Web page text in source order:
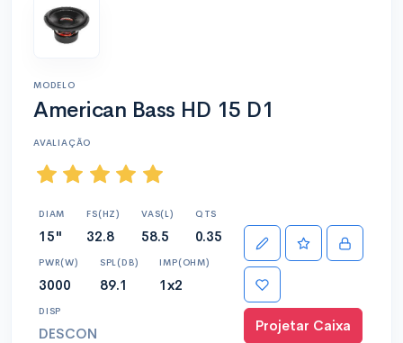
MODELO
American Bass HD 15 D1
AVALIAÇÃO
DIAM
15"
FS(HZ)
32.8
VAS(L)
58.5
QTS
0.35
PWR(W)
3000
SPL(DB)
89.1
IMP(OHM)
1x2
DISP
DESCON Projetar Caixa